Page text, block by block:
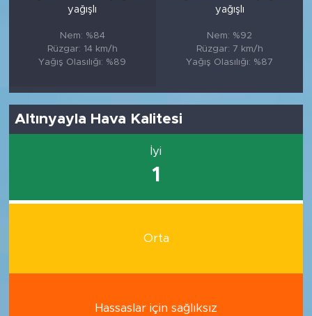
yağışlı
Nem: %84
Rüzgar: 14 km/h
Yağış Olasılığı: %89
yağışlı
Nem: %92
Rüzgar: 7 km/h
Yağış Olasılığı: %87
Altınyayla Hava Kalitesi
İyi
1
Orta
Hassaslar için sağlıksız